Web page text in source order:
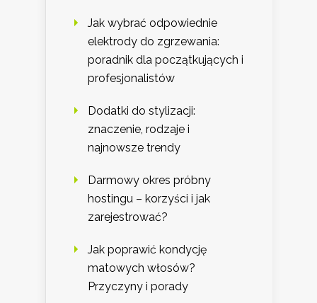
Jak wybrać odpowiednie
elektrody do zgrzewania:
poradnik dla początkujących i
profesjonalistów
Dodatki do stylizacji:
znaczenie, rodzaje i
najnowsze trendy
Darmowy okres próbny
hostingu – korzyści i jak
zarejestrować?
Jak poprawić kondycję
matowych włosów?
Przyczyny i porady